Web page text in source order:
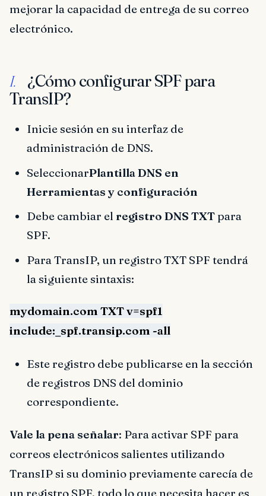
mejorar la capacidad de entrega de su correo
electrónico.
I.
¿Cómo configurar SPF para
TransIP?
Inicie sesión en su interfaz de
administración de DNS.
SeleccionarPlantilla DNS en
Herramientas y configuración
Debe cambiar el registro DNS TXTpara
SPF.
Para TransIP, un registro TXT SPF tendrá
la siguiente sintaxis:
mydomain.com TXT v=spf1
include:_spf.transip.com -all
Este registro debe publicarse en la sección
de registros DNS del dominio
correspondiente.
Vale la pena señalar: Para activar SPF para
correos electrónicos salientes utilizando
TransIP si su dominio previamente carecía de
un registro SPF, todo lo que necesita hacer es